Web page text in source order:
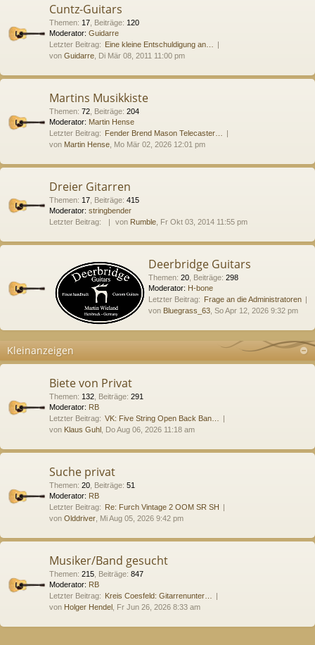
Cuntz-Guitars
Themen: 17 Beiträge: 120
Moderator: Guidarre
Letzter Beitrag: Eine kleine Entschuldigung an…
von Guidarre , Di Mär 08, 2011 11:00 pm
Martins Musikkiste
Themen: 72 Beiträge: 204
Moderator: Martin Hense
Letzter Beitrag: Fender Brend Mason Telecaster…
von Martin Hense , Mo Mär 02, 2026 12:01 pm
Dreier Gitarren
Themen: 17 Beiträge: 415
Moderator: stringbender
Letzter Beitrag:
von Rumble , Fr Okt 03, 2014 11:55 pm
Deerbridge Guitars
Themen: 20 Beiträge: 298
Moderator: H-bone
Letzter Beitrag: Frage an die Administratoren
von Bluegrass_63 , So Apr 12, 2026 9:32 pm
Kleinanzeigen
Biete von Privat
Themen: 132 Beiträge: 291
Moderator: RB
Letzter Beitrag: VK: Five String Open Back Ban…
von Klaus Guhl , Do Aug 06, 2026 11:18 am
Suche privat
Themen: 20 Beiträge: 51
Moderator: RB
Letzter Beitrag: Re: Furch Vintage 2 OOM SR SH
von Olddriver , Mi Aug 05, 2026 9:42 pm
Musiker/Band gesucht
Themen: 215 Beiträge: 847
Moderator: RB
Letzter Beitrag: Kreis Coesfeld: Gitarrenunter…
von Holger Hendel , Fr Jun 26, 2026 8:33 am